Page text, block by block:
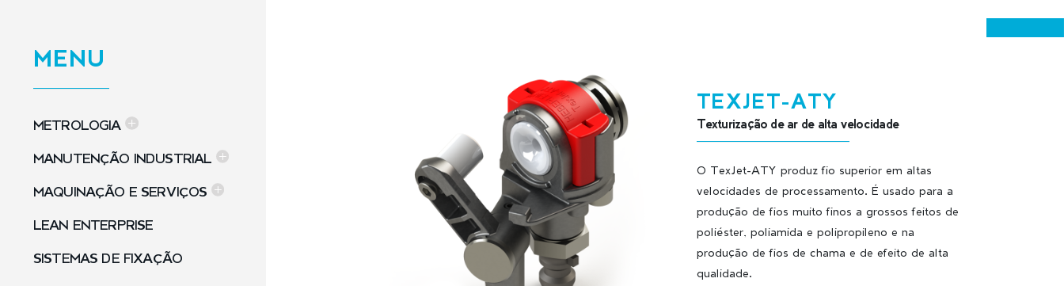
MENU
METROLOGIA
MANUTENÇÃO INDUSTRIAL
MAQUINAÇÃO E SERVIÇOS
LEAN ENTERPRISE
SISTEMAS DE FIXAÇÃO
TEXJET-ATY
Texturização de ar de alta velocidade
O TexJet-ATY produz fio superior em altas
velocidades de processamento. É usado para a
produção de fios muito finos a grossos feitos de
poliéster, poliamida e polipropileno e na
produção de fios de chama e de efeito de alta
qualidade.